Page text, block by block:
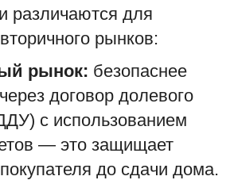
различаются для
рынков:
рынок: безопаснее
договор долевого
с использованием
— это защищает
до сдачи дома.